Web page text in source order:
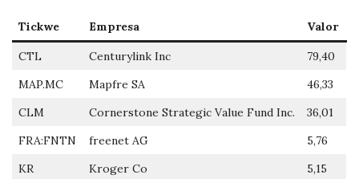
Tickwe Empresa Valor
CTL Centurylink Inc
79,40
MAP.MC
Mapfre SA
46,33
CLM
Cornerstone Strategic Value Fund Inc.
36,01
FRA:FNTN
freenet AG
5,76
KR
Kroger Co 5,15